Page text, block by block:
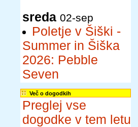
sreda 02-sep
Poletje v Šiški -
Summer in Šiška
2026: Pebble
Seven
Več o dogodkih
Preglej vse
dogodke v tem letu